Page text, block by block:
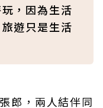
，因為生活
遊只是生活
郎，兩人結伴同